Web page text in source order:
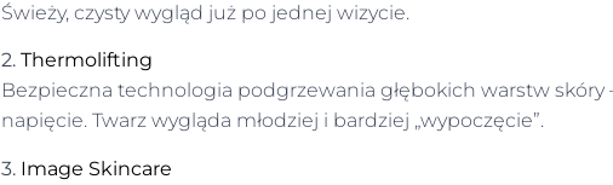
Świeży, czysty wygląd już po jednej wizycie.
2. Thermolifting
Bezpieczna technologia podgrzewania głębokich warstw skóry
napięcie. Twarz wygląda młodziej i bardziej „wypoczęcie”.
3. Image Skincare